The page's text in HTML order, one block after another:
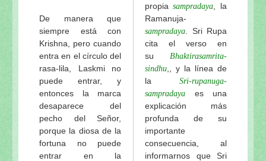
De manera que
siempre está con
Krishna, pero cuando
entra en el círculo del
rasa-lila, Laskmi no
puede entrar, y
entonces la marca
desaparece del
pecho del Señor,
porque la diosa de la
fortuna no puede
entrar en la
propia sampradaya , la
Ramanuja-
sampradaya . Sri Rupa
cita el verso en
su Bhaktirasamrita-
sindhu ,, y la línea de
la Sri-rupanuga-
sampradaya es una
explicación más
profunda de su
importante
consecuencia, al
informarnos que Sri